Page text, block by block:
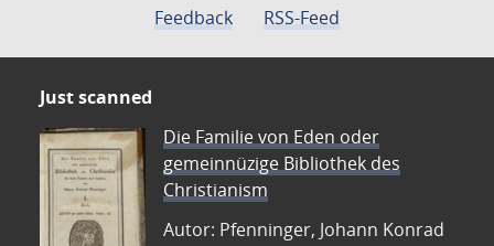
Feedback
RSS-Feed
Just scanned
Die Familie von Eden oder
gemeinnüzige Bibliothek des
Christianism
Autor: Pfenninger, Johann Konrad